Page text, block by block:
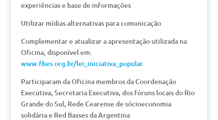
experiências e base de informações
Utilizar mídias alternativas para comunicação
Complementar e atualizar a apresentação utilizada na
Oficina, disponível em:
www.fbes.org.br/lei_iniciativa_popular
Participaram da Oficina membros da Coordenação
Executiva, Secretaria Executiva, dos fóruns locais do Rio
Grande do Sul, Rede Cearense de sócioeconomia
solidária e Red Basses da Argentina